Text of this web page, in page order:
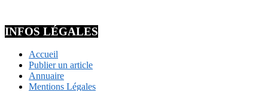
INFOS LÉGALES
Accueil
Publier un article
Annuaire
Mentions Légales